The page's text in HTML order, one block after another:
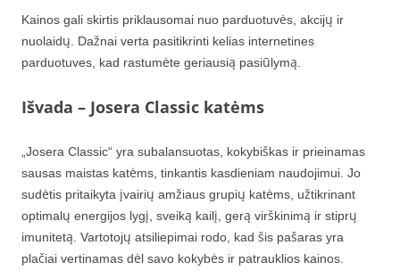
Kainos gali skirtis priklausomai nuo parduotuvės, akcijų ir
nuolaidų. Dažnai verta pasitikrinti kelias internetines
parduotuves, kad rastumėte geriausią pasiūlymą.
Išvada – Josera Classic katėms
„Josera Classic“ yra subalansuotas, kokybiškas ir prieinamas
sausas maistas katėms, tinkantis kasdieniam naudojimui. Jo
sudėtis pritaikyta įvairių amžiaus grupių katėms, užtikrinant
optimalų energijos lygį, sveiką kailį, gerą virškinimą ir stiprų
imunitetą. Vartotojų atsiliepimai rodo, kad šis pašaras yra
plačiai vertinamas dėl savo kokybės ir patrauklios kainos.